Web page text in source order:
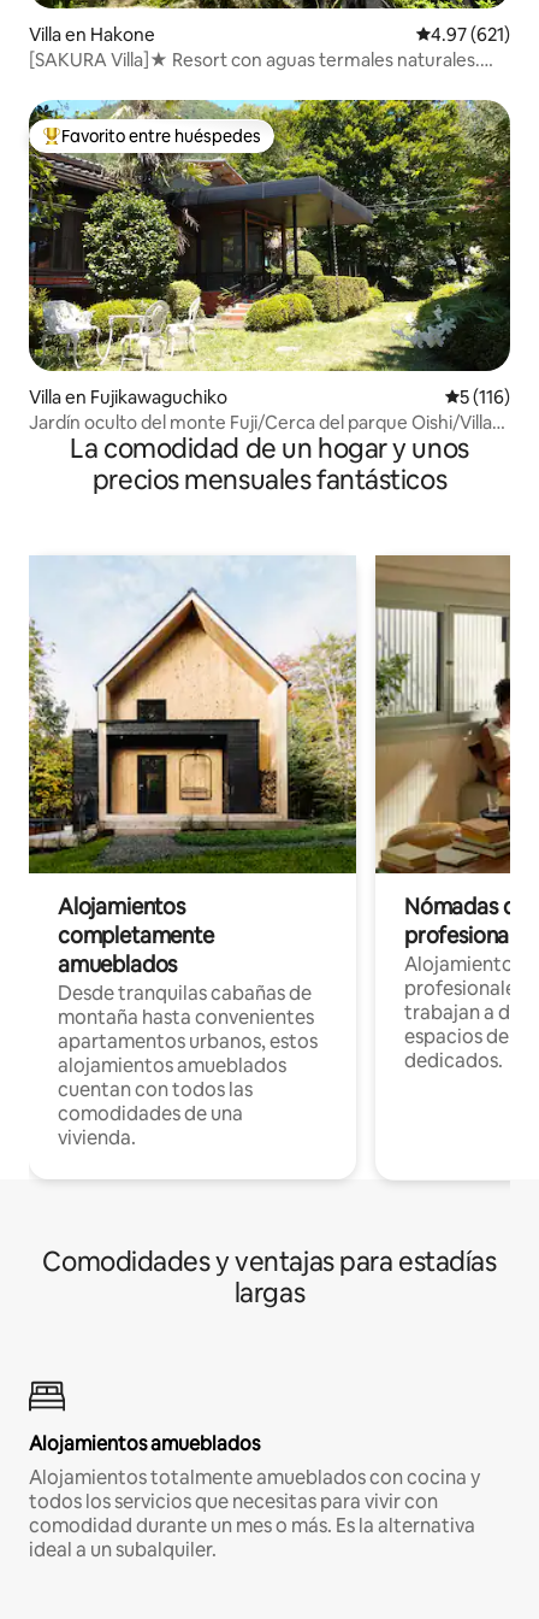
Villa en Hakone Calificación
4.97 (621)
[SAKURA Villa]★ Resort con aguas termales naturales.
Favorito entre huéspedes preferido
Favorito entre huéspedes
Villa en Fujikawaguchiko
5 (116)
Jardín oculto del monte Fuji/Cerca del parque Oishi/Villa
completa
La comodidad de un hogar y unos
precios mensuales fantásticos
Alojamientos
completamente
amueblados
Desde tranquilas cabañas de
montaña hasta convenientes
apartamentos urbanos, estos
alojamientos amueblados
cuentan con todos las
comodidades de una
vivienda.
Nómadas
Alojamientos
profesionales
trabajan a
espacios de
dedicados.
Comodidades y ventajas para estadías
largas
Alojamientos amueblados
Alojamientos totalmente amueblados con cocina y
todos los servicios que necesitas para vivir con
comodidad durante un mes o más. Es la alternativa
ideal a un subalquiler.